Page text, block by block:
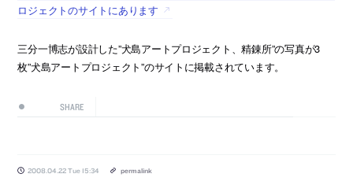
ロジェクトのサイトにあります
三分一博志が設計した”犬島アートプロジェクト、精錬所”の写真が3
枚”犬島アートプロジェクト”のサイトに掲載されています。
SHARE
2008.04.22 Tue 15:34 permalink